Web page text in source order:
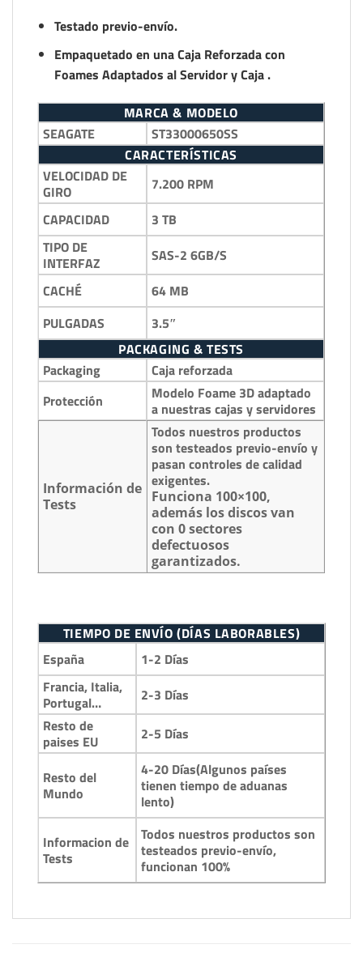
Testado previo-envío.
Empaquetado en una Caja Reforzada con
Foames Adaptados al Servidor y Caja .
MARCA & MODELO
SEAGATE
ST33000650SS
CARACTERÍSTICAS
VELOCIDAD DE
GIRO
7.200 RPM
CAPACIDAD
3 TB
TIPO DE
INTERFAZ
SAS-2 6GB/S
CACHÉ
64 MB
PULGADAS
3.5″
PACKAGING & TESTS
Packaging
Caja reforzada
Protección
Modelo Foame 3D adaptado
a nuestras cajas y servidores
Información de
Tests
Todos nuestros productos
son testeados previo-envío y
pasan controles de calidad
exigentes.
Funciona 100×100,
además los discos van
con 0 sectores
defectuosos
garantizados.
TIEMPO DE ENVÍO (DÍAS LABORABLES)
España
1-2 Días
Francia, Italia,
Portugal…
2-3 Días
Resto de
paises EU
2-5 Días
Resto del
Mundo
4-20 Días(Algunos países
tienen tiempo de aduanas
lento)
Informacion de
Tests
Todos nuestros productos son
testeados previo-envío,
funcionan 100%